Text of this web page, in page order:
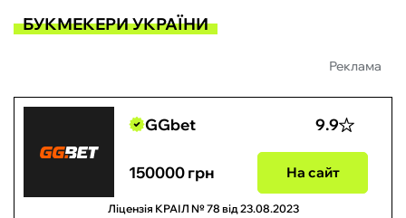
БУКМЕКЕРИ УКРАЇНИ
Реклама
GGbet 9.9
150000 грн На сайт
Ліцензія КРАІЛ № 78 від 23.08.2023